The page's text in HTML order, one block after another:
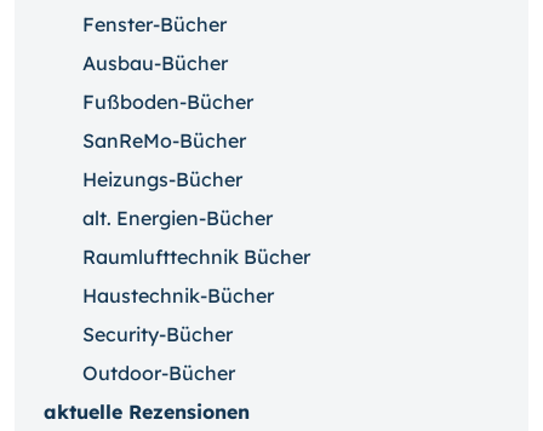
Fenster-Bücher
Ausbau-Bücher
Fußboden-Bücher
SanReMo-Bücher
Heizungs-Bücher
alt. Energien-Bücher
Raumlufttechnik Bücher
Haustechnik-Bücher
Security-Bücher
Outdoor-Bücher
aktuelle Rezensionen